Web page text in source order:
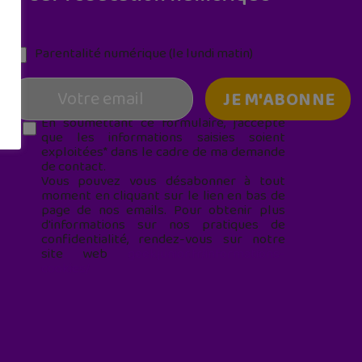
Parentalité numérique (le lundi matin)
En soumettant ce formulaire, j’accepte
que les informations saisies soient
exploitées* dans le cadre de ma demande
de contact.
Vous pouvez vous désabonner à tout
moment en cliquant sur le lien en bas de
page de nos emails. Pour obtenir plus
d'informations sur nos pratiques de
confidentialité, rendez-vous sur notre
site web